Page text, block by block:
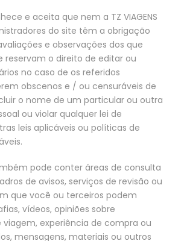
e aceita que nem a TZ VIAGENS
do site têm a obrigação
e observações dos que
reservam o direito de editar ou
no caso de os referidos
obscenos e / ou censuráveis de
o nome de um particular ou outra
ou violar qualquer lei de
leis aplicáveis ou políticas de
pode conter áreas de consulta
de avisos, serviços de revisão ou
que você ou terceiros podem
vídeos, opiniões sobre
viagem, experiência de compra ou
mensagens, materiais ou outros